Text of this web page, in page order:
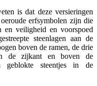
is dat deze versieringen
erfsymbolen zijn die
en veiligheid en voorspoed
steenlagen aan de
boven de ramen, de drie
de zijkant en boven de
geblokte steentjes in de